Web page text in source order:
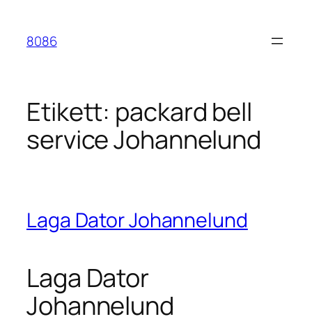
innehåll
8086
Etikett: packard bell
service Johannelund
Laga Dator Johannelund
Laga Dator
Johannelund